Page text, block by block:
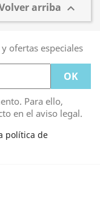
arriba 
ofertas especiales
Para ello,
en el aviso legal.
política de